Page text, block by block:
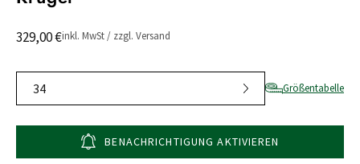
329,00 €inkl. MwSt / zzgl. Versand
Größentabelle
34
BENACHRICHTIGUNG AKTIVIEREN